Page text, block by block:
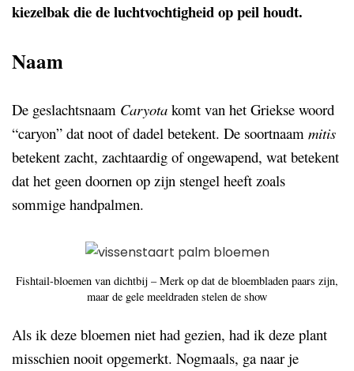
kiezelbak die de luchtvochtigheid op peil houdt.
Naam
De geslachtsnaam Caryota komt van het Griekse woord
“caryon” dat noot of dadel betekent. De soortnaam mitis
betekent zacht, zachtaardig of ongewapend, wat betekent
dat het geen doornen op zijn stengel heeft zoals
sommige handpalmen.
Fishtail-bloemen van dichtbij – Merk op dat de bloembladen paars zijn,
maar de gele meeldraden stelen de show
Als ik deze bloemen niet had gezien, had ik deze plant
misschien nooit opgemerkt. Nogmaals, ga naar je